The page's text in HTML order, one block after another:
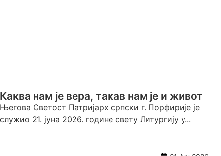
Каква нам је вера, такав нам је и живот
Његова Светост Патријарх српски г. Порфирије је
служио 21. јуна 2026. године свету Литургију у...